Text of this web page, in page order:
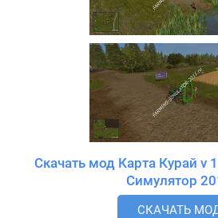
Скачать мод Карта Курай v
СКАЧАТЬ